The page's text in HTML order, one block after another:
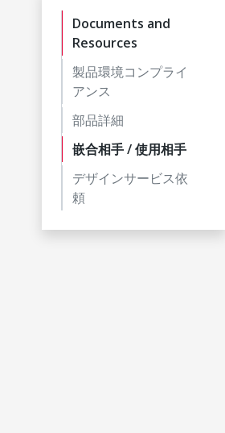
Documents and
Resources
製品環境コンプライ
アンス
部品詳細
嵌合相手 / 使用相手
デザインサービス依
頼